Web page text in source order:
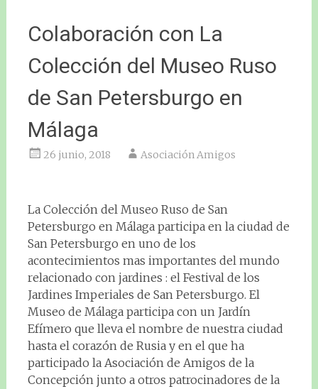
Colaboración con La
Colección del Museo Ruso
de San Petersburgo en
Málaga
26 junio, 2018 Asociación Amigos
La Colección del Museo Ruso de San
Petersburgo en Málaga participa en la ciudad de
San Petersburgo en uno de los
acontecimientos mas importantes del mundo
relacionado con jardines : el Festival de los
Jardines Imperiales de San Petersburgo. El
Museo de Málaga participa con un Jardín
Efímero que lleva el nombre de nuestra ciudad
hasta el corazón de Rusia y en el que ha
participado la Asociación de Amigos de la
Concepción junto a otros patrocinadores de la